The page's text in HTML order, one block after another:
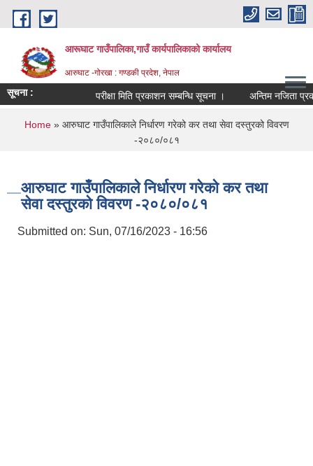
Skip to main content
आरूघाट गाउँपालिका,गाउँ कार्यपालिकाको कार्यालय
आरुघाट -गोरखा : गण्डकी प्रदेश, नेपाल
सूचना : परीक्षा मिति प्रकाशन सम्बन्धि सूचना । अन्तिम नजिता
You are here
Home» आरुघाट गाउँपालिकाले निर्धारण गरेको कर तथा सेवा दस्तुरको विवरण
-२०८०/०८१
आरुघाट गाउँपालिकाले निर्धारण गरेको कर तथा
सेवा दस्तुरको विवरण -२०८०/०८१
Submitted on: Sun, 07/16/2023 - 16:56